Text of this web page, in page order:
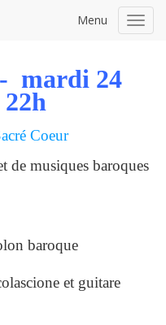
Menu
- mardi 24
Coeur
de musiques baroques
baroque
et guitare